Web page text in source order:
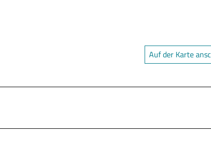
Auf der Karte